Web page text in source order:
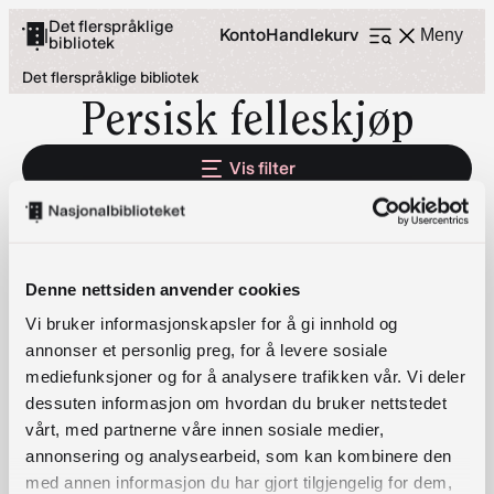
Denne nettsiden anvender cookies
Vi bruker informasjonskapsler for å gi innhold og
annonser et personlig preg, for å levere sosiale
mediefunksjoner og for å analysere trafikken vår. Vi deler
dessuten informasjon om hvordan du bruker nettstedet
vårt, med partnerne våre innen sosiale medier,
annonsering og analysearbeid, som kan kombinere den
med annen informasjon du har gjort tilgjengelig for dem,
Hopp
innhold
|Det flerspråklige
bibliotek
KontoHandlekurv Meny
Åpne
Det flerspråklige bibliotek
Persisk felleskjøp
Vis filter
Persiske barnebøker
Velg alternativ
Persiske voksenbøker